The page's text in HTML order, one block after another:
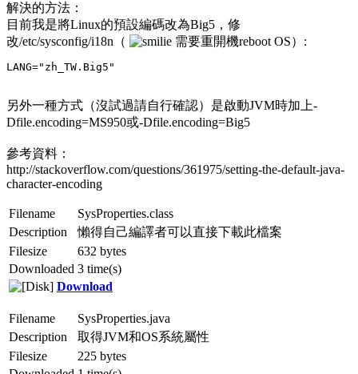
解決的方法：
目前我是將Linux的預設編碼改為Big5，修
改/etc/sysconfig/i18n（
需要重開機reboot OS）:
LANG="zh_TW.Big5"
另外一種方式（沒試過請自行確認）是啟動JVM時加上-
Dfile.encoding=MS950或-Dfile.encoding=Big5
參考資料：
http://stackoverflow.com/questions/361975/setting-the-default-java-
character-encoding
Filename
SysProperties.class
Description
懶得自己編譯者可以直接下載此檔案
Filesize
632 bytes
Downloaded 3 time(s)
Download
Filename
SysProperties.java
Description
取得JVM和OS系統屬性
Filesize
225 bytes